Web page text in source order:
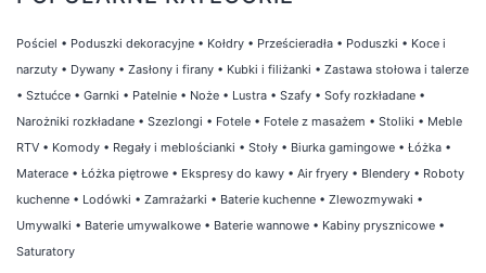
Pościel • Poduszki dekoracyjne • Kołdry • Prześcieradła • Poduszki • Koce i
narzuty • Dywany • Zasłony i firany • Kubki i filiżanki • Zastawa stołowa i talerze
• Sztućce • Garnki • Patelnie • Noże • Lustra • Szafy • Sofy rozkładane •
Narożniki rozkładane • Szezlongi • Fotele • Fotele z masażem • Stoliki • Meble
RTV • Komody • Regały i meblościanki • Stoły • Biurka gamingowe • Łóżka •
Materace • Łóżka piętrowe • Ekspresy do kawy • Air fryery • Blendery • Roboty
kuchenne • Lodówki • Zamrażarki • Baterie kuchenne • Zlewozmywaki •
Umywalki • Baterie umywalkowe • Baterie wannowe • Kabiny prysznicowe •
Saturatory